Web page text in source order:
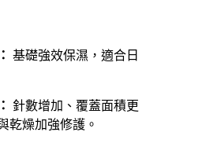
基礎強效保濕，適合日
針數增加、覆蓋面積更
乾燥加強修護。